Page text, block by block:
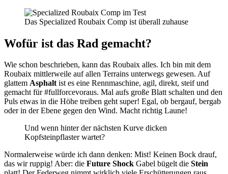
Das Specialized Roubaix Comp ist überall zuhause
Wofür ist das Rad gemacht?
Wie schon beschrieben, kann das Roubaix alles. Ich bin mit dem
Roubaix mittlerweile auf allen Terrains unterwegs gewesen. Auf
glattem Asphaltist es eine Rennmaschine, agil, direkt, steif und
gemacht für #fullforcevoraus. Mal aufs große Blatt schalten und den
Puls etwas in die Höhe treiben geht super! Egal, ob bergauf, bergab
oder in der Ebene gegen den Wind. Macht richtig Laune!
Und wenn hinter der nächsten Kurve dicken
Kopfsteinpflaster wartet?
Normalerweise würde ich dann denken: Mist! Keinen Bock drauf,
das wir ruppig! Aber: die Future Shock Gabel bügelt die Stein